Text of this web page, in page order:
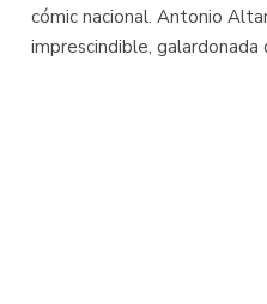
cómic nacional. Antonio
imprescindible, galardonada